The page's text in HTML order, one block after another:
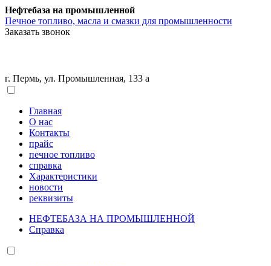
Нефтебаза на промышленной
Печное топливо, масла и смазки для промышленности
Заказать звонок
г. Пермь, ул. Промышленная, 133 а
Главная
О нас
Контакты
прайс
печное топливо
справка
Характеристики
новости
реквизиты
НЕФТЕБАЗА НА ПРОМЫШЛЕННОЙ
Справка